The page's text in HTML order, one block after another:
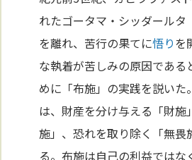
れたゴータマ・シッダールタ
を離れ、苦行の果てに悟りを
な執着が苦しみの原因である
めに「布施」の実践を説いた
は、財産を分け与える「財施
施」、恐れを取り除く「無畏
る。布施は自己の利益ではな